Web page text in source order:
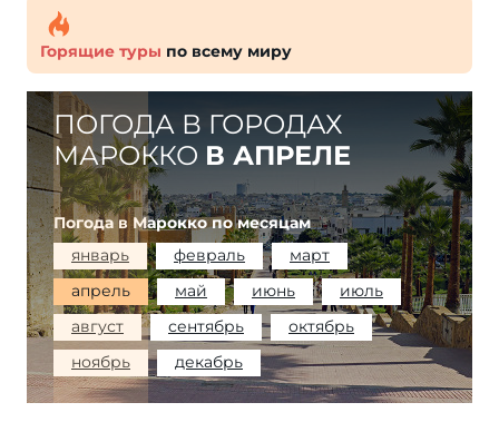
Горящие туры по всему миру
ПОГОДА В ГОРОДАХ
МАРОККО В АПРЕЛЕ
Погода в Марокко по месяцам
январь
февраль
март
апрель
май июнь
июль
август
сентябрь
октябрь
ноябрь
декабрь